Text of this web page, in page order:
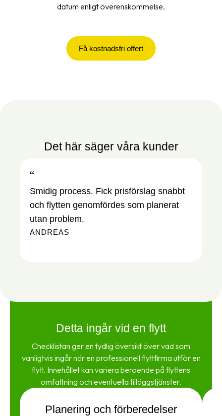
datum enligt överenskommelse.
Få kostnadsfri offert
Det här säger våra kunder
“
Smidig process. Fick prisförslag snabbt
och flytten genomfördes som planerat
utan problem.
ANDREAS
Detta ingår vid en flytt
Checklistan ger en tydlig översikt över vad som
vanligtvis ingår när en professionell flyttfirma utför en
flytt. Innehållet kan variera beroende på flyttens
omfattning och eventuella tilläggstjänster.
Planering och förberedelser